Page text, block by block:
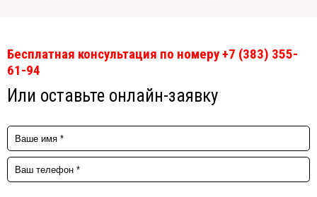
Бесплатная консультация по номеру +7 (383) 355-
61-94
Или оставьте онлайн-заявку